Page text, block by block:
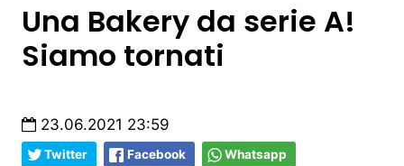
Una Bakery da serie A!
Siamo tornati
23.06.2021 23:59
Twitter Facebook Whatsapp